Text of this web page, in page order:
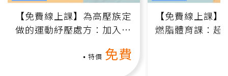
【免費線上課】為高壓族定
做的運動紓壓處方：加入行
特價 免費
【免費線上課
燃脂體育課：超